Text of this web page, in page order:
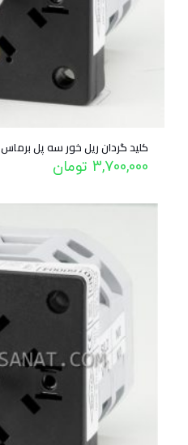
کلید گردان ریل خور سه پل برماس BREMAS DS0403BFCD
3,700,000 تومان